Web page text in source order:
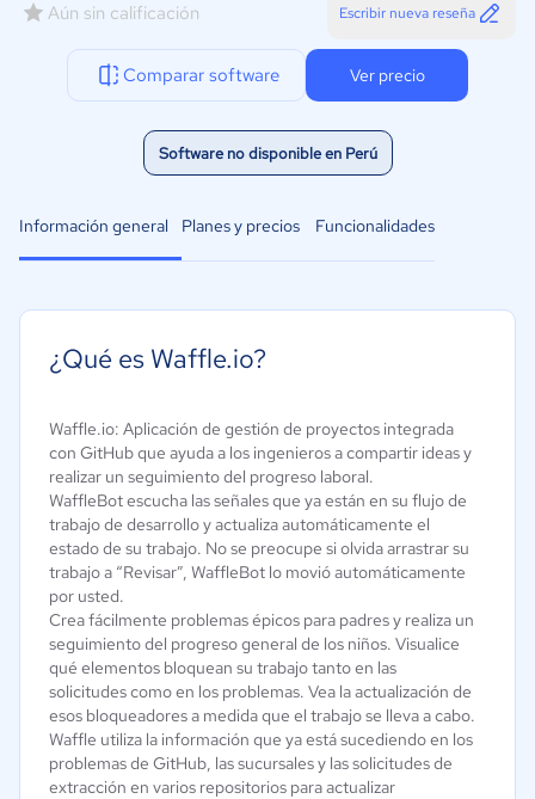
Aún sin calificación Escribir nueva reseña
Comparar software Ver precio
Software no disponible en Perú
Información general Planes y precios Funcionalidades
¿Qué es Waffle.io?
Waffle.io: Aplicación de gestión de proyectos integrada
con GitHub que ayuda a los ingenieros a compartir ideas y
realizar un seguimiento del progreso laboral.
WaffleBot escucha las señales que ya están en su flujo de
trabajo de desarrollo y actualiza automáticamente el
estado de su trabajo. No se preocupe si olvida arrastrar su
trabajo a “Revisar”, WaffleBot lo movió automáticamente
por usted.
Crea fácilmente problemas épicos para padres y realiza un
seguimiento del progreso general de los niños. Visualice
qué elementos bloquean su trabajo tanto en las
solicitudes como en los problemas. Vea la actualización de
esos bloqueadores a medida que el trabajo se lleva a cabo.
Waffle utiliza la información que ya está sucediendo en los
problemas de GitHub, las sucursales y las solicitudes de
extracción en varios repositorios para actualizar